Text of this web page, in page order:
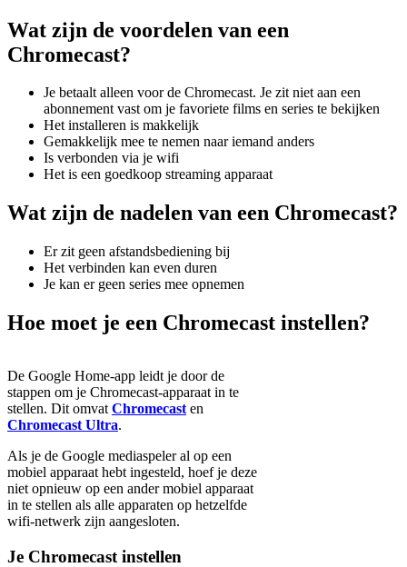
Wat zijn de voordelen van een
Chromecast?
Je betaalt alleen voor de Chromecast. Je zit niet aan een
abonnement vast om je favoriete films en series te bekijken
Het installeren is makkelijk
Gemakkelijk mee te nemen naar iemand anders
Is verbonden via je wifi
Het is een goedkoop streaming apparaat
Wat zijn de nadelen van een Chromecast?
Er zit geen afstandsbediening bij
Het verbinden kan even duren
Je kan er geen series mee opnemen
Hoe moet je een Chromecast instellen?
De Google Home-app leidt je door de
stappen om je Chromecast-apparaat in te
stellen. Dit omvat Chromecast en
Chromecast Ultra.
Als je de Google mediaspeler al op een
mobiel apparaat hebt ingesteld, hoef je deze
niet opnieuw op een ander mobiel apparaat
in te stellen als alle apparaten op hetzelfde
wifi-netwerk zijn aangesloten.
Je Chromecast instellen